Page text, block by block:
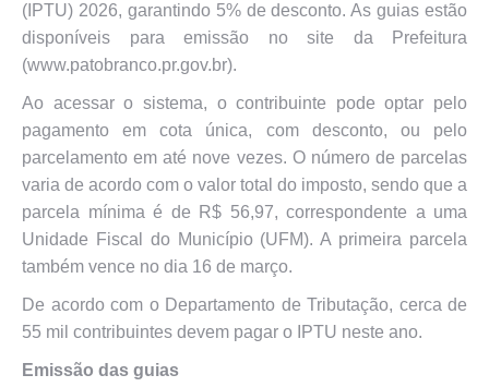
(IPTU) 2026, garantindo 5% de desconto. As guias estão
disponíveis para emissão no site da Prefeitura
(www.patobranco.pr.gov.br).
Ao acessar o sistema, o contribuinte pode optar pelo
pagamento em cota única, com desconto, ou pelo
parcelamento em até nove vezes. O número de parcelas
varia de acordo com o valor total do imposto, sendo que a
parcela mínima é de R$ 56,97, correspondente a uma
Unidade Fiscal do Município (UFM). A primeira parcela
também vence no dia 16 de março.
De acordo com o Departamento de Tributação, cerca de
55 mil contribuintes devem pagar o IPTU neste ano.
Emissão das guias